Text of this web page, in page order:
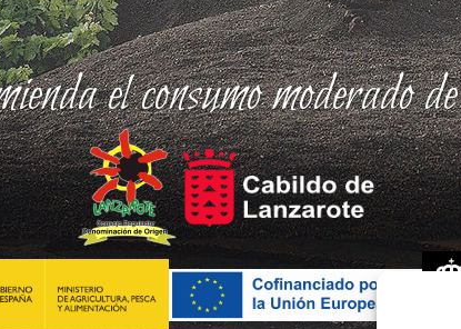
el consumo moderado